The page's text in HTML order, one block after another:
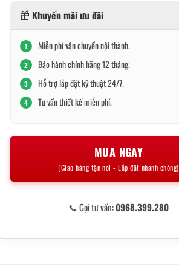
Khuyến mãi ưu đãi
1 Miễn phí vận chuyển nội thành.
2 Bảo hành chính hãng 12 tháng.
3 Hỗ trợ lắp đặt kỹ thuật 24/7.
4 Tư vấn thiết kế miễn phí.
MUA NGAY
(Giao hàng tận nơi - Lắp đặt nhanh chóng)
📞 Gọi tư vấn:0968.399.280